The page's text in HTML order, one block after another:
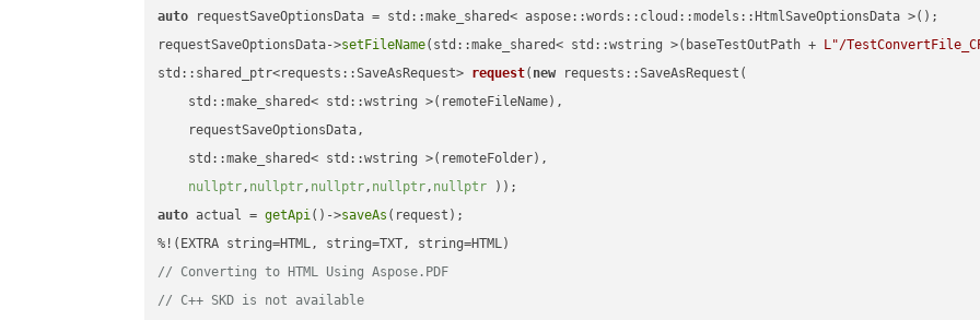
auto requestSaveOptionsData = std::make_shared< aspose::words::cloud::models::HtmlSaveOptionsData >();
requestSaveOptionsData->setFileName(std::make_shared< std::wstring >(baseTestOutPath + L"/
std::shared_ptr<requests::SaveAsRequest> request( new requests::SaveAsRequest(
    std::make_shared< std::wstring >(remoteFileName),
    requestSaveOptionsData,
    std::make_shared< std::wstring >(remoteFolder),
nullptr, nullptr, nullptr, nullptr, nullptr ))
auto actual = getApi()->saveAs (request);
// Converting to HTML Using Aspose.PDF
// C++ SKD is not available